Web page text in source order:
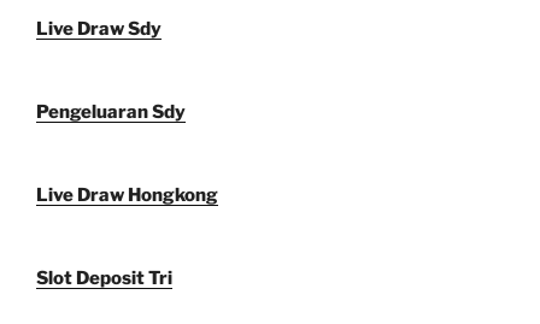
Live Draw Sdy
Pengeluaran Sdy
Live Draw Hongkong
Slot Deposit Tri